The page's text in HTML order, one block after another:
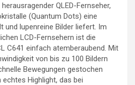
QLED-Fernseher,
(Quantum Dots) eine
und lupenreine Bilder liefert. Im
LCD-Fernsehern ist die
C641 einfach atemberaubend. Mit
von bis zu 100 Bildern
Bewegungen gestochen
Highlight, das bei